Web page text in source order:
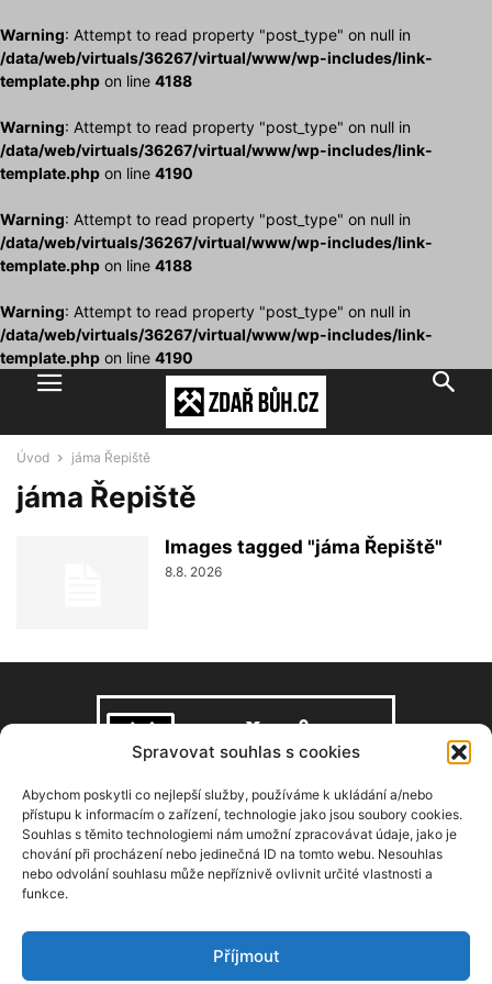
Spravovat souhlas s cookies
Abychom poskytli co nejlepší služby, používáme k ukládání a/nebo
přístupu k informacím o zařízení, technologie jako jsou soubory cookies.
Souhlas s těmito technologiemi nám umožní zpracovávat údaje, jako je
chování při procházení nebo jedinečná ID na tomto webu. Nesouhlas
nebo odvolání souhlasu může nepříznivě ovlivnit určité vlastnosti a
funkce.
Příjmout
Warning: Attempt to read property "post_type" on null in
/data/web/virtuals/36267/virtual/www/wp-includes/link-
template.php on line 4188
Warning: Attempt to read property "post_type" on null in
/data/web/virtuals/36267/virtual/www/wp-includes/link-
template.php on line 4190
Warning: Attempt to read property "post_type" on null in
/data/web/virtuals/36267/virtual/www/wp-includes/link-
template.php on line 4188
Warning: Attempt to read property "post_type" on null in
/data/web/virtuals/36267/virtual/www/wp-includes/link-
template.php on line 4190
Úvod jáma Řepiště
jáma Řepiště
Images tagged "jáma Řepiště"
8.8. 2026
O NÁS